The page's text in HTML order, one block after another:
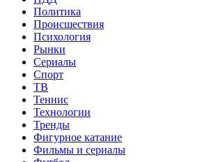
Политика
Происшествия
Психология
Рынки
Сериалы
Спорт
ТВ
Теннис
Технологии
Тренды
Фигурное катание
Фильмы и сериалы